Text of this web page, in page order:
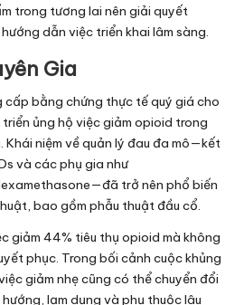
trong tương lai nên giải quyết
dẫn việc triển khai lâm sàng.
Gia
cấp bằng chứng thực tế quý giá cho
ủng hộ việc giảm opioid trong
Khái niệm về quản lý đau đa mô—kết
và các phụ gia như
trở nên phổ biến
bao gồm phẫu thuật đầu cổ.
giảm 44% tiêu thụ opioid mà không
phục. Trong bối cảnh cuộc khủng
giảm nhẹ cũng có thể chuyển đổi
lạm dụng và phụ thuộc lâu